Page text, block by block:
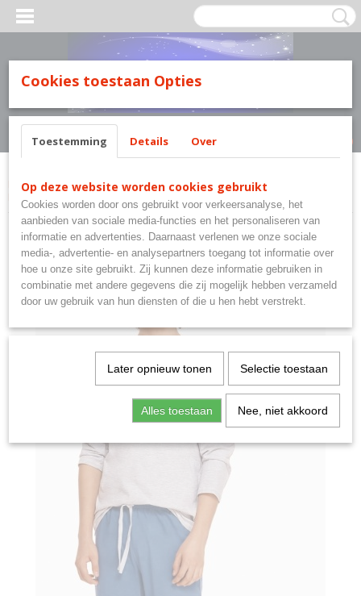
Inloggen Registreren
(0)
Home >Merkkledij Taro Nachtkleding Family Line.>Taro Pyjama Jacob.
Maat: 146 tot 158.
Cookies toestaan Opties
Toestemming Details Over
Op deze website worden cookies gebruikt
Cookies worden door ons gebruikt voor verkeersanalyse, het
aanbieden van sociale media-functies en het personaliseren van
informatie en advertenties. Daarnaast verlenen we onze sociale
media-, advertentie- en analysepartners toegang tot informatie over
hoe u onze site gebruikt. Zij kunnen deze informatie gebruiken in
combinatie met andere gegevens die zij mogelijk hebben verzameld
door uw gebruik van hun diensten of die u hen hebt verstrekt.
Later opnieuw tonen Selectie toestaan
Alles toestaan Nee, niet akkoord